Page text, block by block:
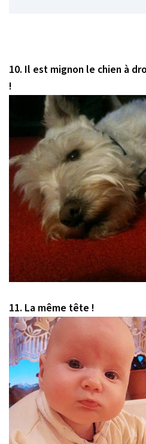
10. Il est mignon le chien à
!
11. La même tête !